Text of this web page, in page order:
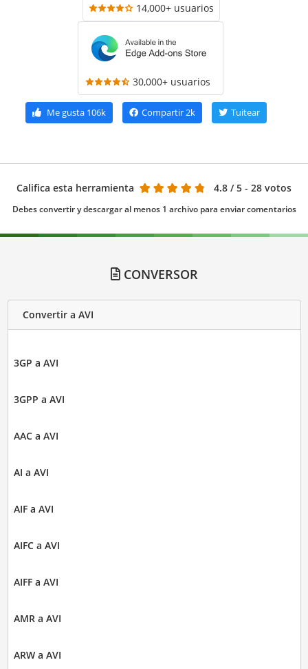
14,000+ usuarios
30,000+ usuarios
Me gusta106k Compartir 2k Tuitear
Califica esta herramienta 4.8 / 5 - 28 votos
Debes convertir y descargar al menos 1 archivo para enviar comentarios
CONVERSOR
Convertir a AVI
3GP a AVI
3GPP a AVI
AAC a AVI
AI a AVI
AIF a AVI
AIFC a AVI
AIFF a AVI
AMR a AVI
ARW a AVI